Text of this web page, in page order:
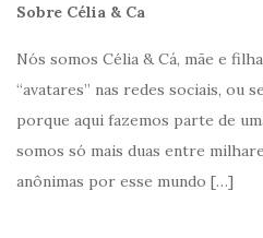
Sobre Célia & Ca
Nós somos Célia & Cá, mãe e
“avatares” nas redes sociais, ou
porque aqui fazemos parte de
somos só mais duas entre
anônimas por esse mundo […]